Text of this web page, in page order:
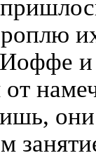
и
от
они